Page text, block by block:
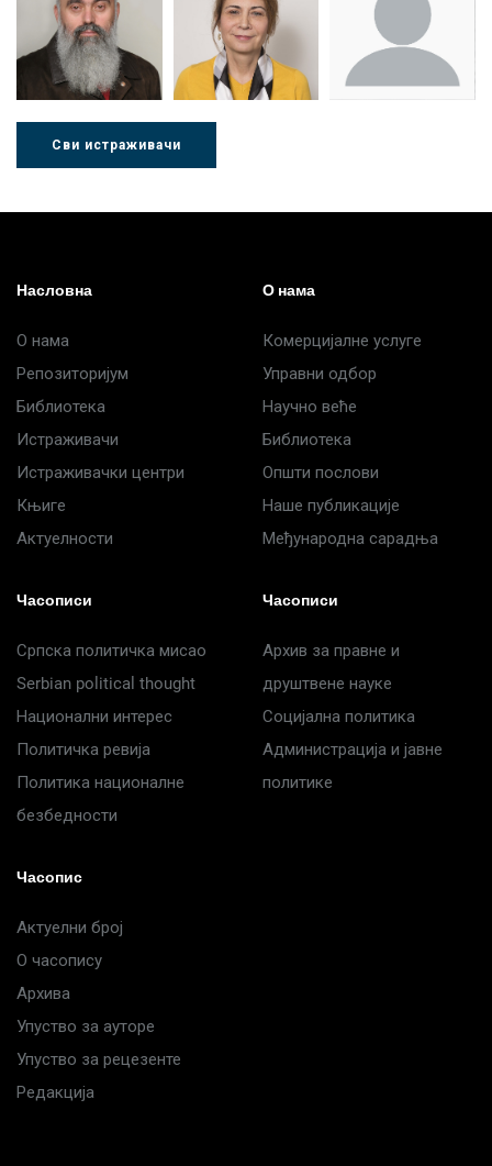
Др Миша
Стојадиновић
Зоран
Милошевић
Др Марија
Ђорић
Сви истраживачи
Насловна
О нама
Репозиторијум
Библиотека
Истраживачи
Истраживачки центри
Књиге
Актуелности
О нама
Комерцијалне услуге
Управни одбор
Научно веће
Библиотека
Општи послови
Наше публикације
Међународна сарадња
Часописи
Српска политичка мисао
Serbian political thought
Национални интерес
Политичка ревија
Политика националне
безбедности
Часописи
Архив за правне и
друштвене науке
Социјална политика
Администрација и јавне
политике
Часопис
Актуелни број
О часопису
Архива
Упуство за ауторе
Упуство за рецезенте
Редакција